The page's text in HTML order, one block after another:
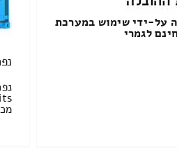
על-ידי שימוש במערכת
לגמרי